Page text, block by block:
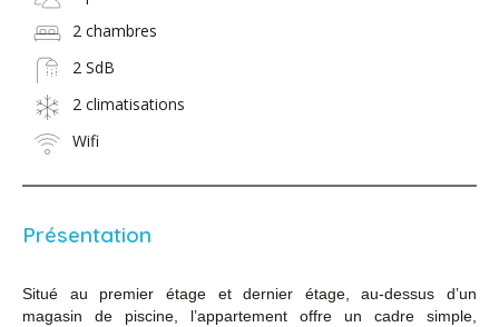
2 chambres
2 SdB
2 climatisations
Wifi
Présentation
Situé au premier étage et dernier étage, au-dessus d’un
magasin de piscine, l’appartement offre un cadre simple,